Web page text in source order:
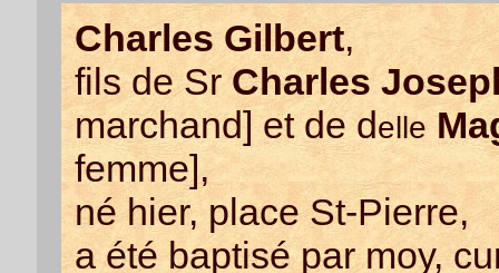
Charles Gilbert,
fils de SrCharles
marchand] et de delle
femme],
né hier, place St-Pierre,
a été baptisé par moy,